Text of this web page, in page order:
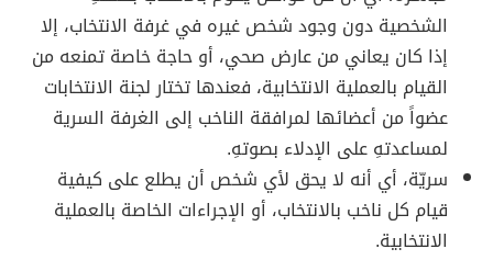
الشخصية دون وجود شخص غيره في غرفة الانتخاب، إلا
إذا كان يعاني من عارض صحي، أو حاجة خاصة تمنعه من
القيام بالعملية الانتخابية، فعندها تختار لجنة الانتخابات
عضواً من أعضائها لمرافقة الناخب إلى الغرفة السرية
لمساعدتهِ على الإدلاء بصوتهِ.
سريّة، أي أنه لا يحق لأي شخص أن يطلع على كيفية
قيام كل ناخب بالانتخاب، أو الإجراءات الخاصة بالعملية
الانتخابية.